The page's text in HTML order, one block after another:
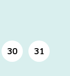
30 31